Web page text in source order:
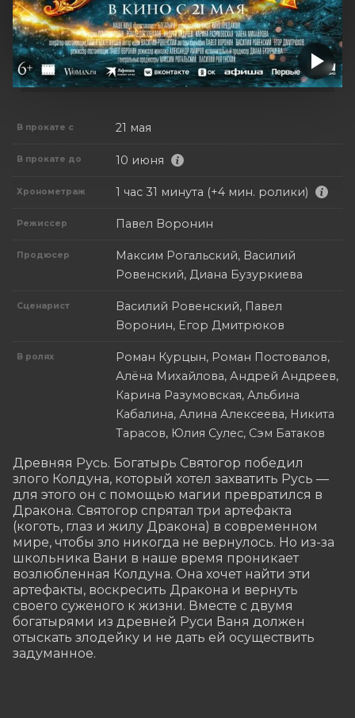
В прокате с 21 мая
В прокате до 10 июня
Хронометраж 1 час 31 минута (+4 мин. ролики)
Режиссер Павел Воронин
Продюсер
Максим Рогальский, Василий
Ровенский, Диана Бузуркиева
Сценарист
Василий Ровенский, Павел
Воронин, Егор Дмитрюков
В ролях
Роман Курцын, Роман Постовалов,
Алёна Михайлова, Андрей Андреев,
Карина Разумовская, Альбина
Кабалина, Алина Алексеева, Никита
Тарасов, Юлия Сулес, Сэм Батаков
Древняя Русь. Богатырь Святогор победил
злого Колдуна, который хотел захватить Русь —
для этого он с помощью магии превратился в
Дракона. Святогор спрятал три артефакта
(коготь, глаз и жилу Дракона) в современном
мире, чтобы зло никогда не вернулось. Но из-за
школьника Вани в наше время проникает
возлюбленная Колдуна. Она хочет найти эти
артефакты, воскресить Дракона и вернуть
своего суженого к жизни. Вместе с двумя
богатырями из древней Руси Ваня должен
отыскать злодейку и не дать ей осуществить
задуманное.